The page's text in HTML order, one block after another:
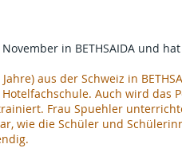
in BETHSAIDA und
aus der Schweiz in
Auch wird das
Frau Spuehler
wie die Schüler und